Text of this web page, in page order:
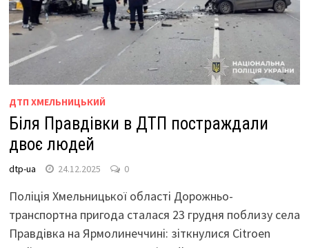
ДТП ХМЕЛЬНИЦЬКИЙ
Біля Правдівки в ДТП постраждали
двоє людей
dtp-ua 24.12.2025 0
Поліція Хмельницької області Дорожньо-
транспортна пригода сталася 23 грудня поблизу села
Правдівка на Ярмолинеччині: зіткнулися Citroen